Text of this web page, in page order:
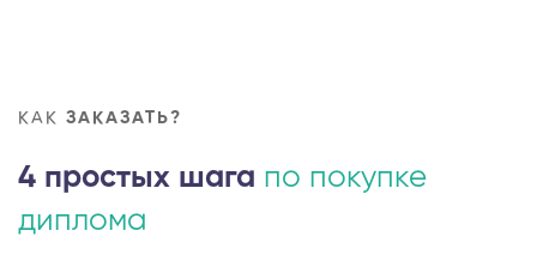
КАК ЗАКАЗАТЬ?
4 простых шага по покупке
диплома